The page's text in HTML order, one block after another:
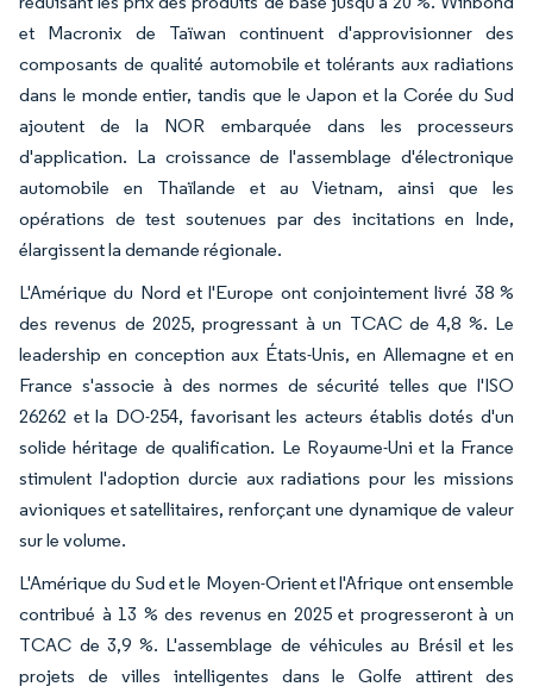
et Macronix de Taïwan continuent d'approvisionner des
composants de qualité automobile et tolérants aux radiations
dans le monde entier, tandis que le Japon et la Corée du Sud
ajoutent de la NOR embarquée dans les processeurs
d'application. La croissance de l'assemblage d'électronique
automobile en Thaïlande et au Vietnam, ainsi que les
opérations de test soutenues par des incitations en Inde,
élargissent la demande régionale.
L'Amérique du Nord et l'Europe ont conjointement livré 38 %
des revenus de 2025, progressant à un TCAC de 4,8 %. Le
leadership en conception aux États-Unis, en Allemagne et en
France s'associe à des normes de sécurité telles que l'ISO
26262 et la DO-254, favorisant les acteurs établis dotés d'un
solide héritage de qualification. Le Royaume-Uni et la France
stimulent l'adoption durcie aux radiations pour les missions
avioniques et satellitaires, renforçant une dynamique de valeur
sur le volume.
L'Amérique du Sud et le Moyen-Orient et l'Afrique ont ensemble
contribué à 13 % des revenus en 2025 et progresseront à un
TCAC de 3,9 %. L'assemblage de véhicules au Brésil et les
projets de villes intelligentes dans le Golfe attirent des